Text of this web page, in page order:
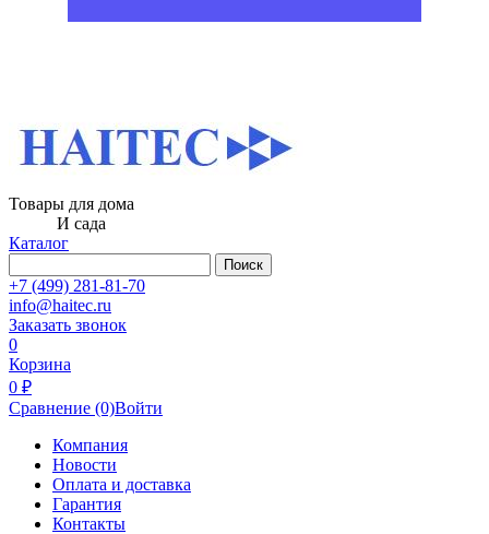
Товары для дома
И сада
Каталог
Поиск
+7 (499) 281-81-70
info@haitec.ru
Заказать звонок
0
Корзина
0 ₽
Сравнение (0)Войти
Компания
Новости
Оплата и доставка
Гарантия
Контакты